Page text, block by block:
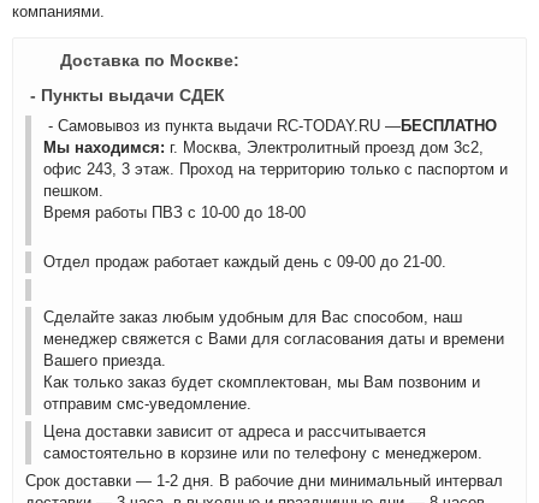
компаниями.
Доставка по Москве:
- Пункты выдачи СДЕК
- Самовывоз из пункта выдачи RC-TODAY.RU —БЕСПЛАТНО
Мы находимся: г. Москва, Электролитный проезд дом 3с2,
офис 243, 3 этаж. Проход на территорию только с паспортом и
пешком.
Время работы ПВЗ с 10-00 до 18-00
Отдел продаж работает каждый день с 09-00 до 21-00.
Сделайте заказ любым удобным для Вас способом, наш
менеджер свяжется с Вами для согласования даты и времени
Вашего приезда.
Как только заказ будет скомплектован, мы Вам позвоним и
отправим смс-уведомление.
Цена доставки зависит от адреса и рассчитывается
самостоятельно в корзине или по телефону с менеджером.
Срок доставки — 1-2 дня. В рабочие дни минимальный интервал